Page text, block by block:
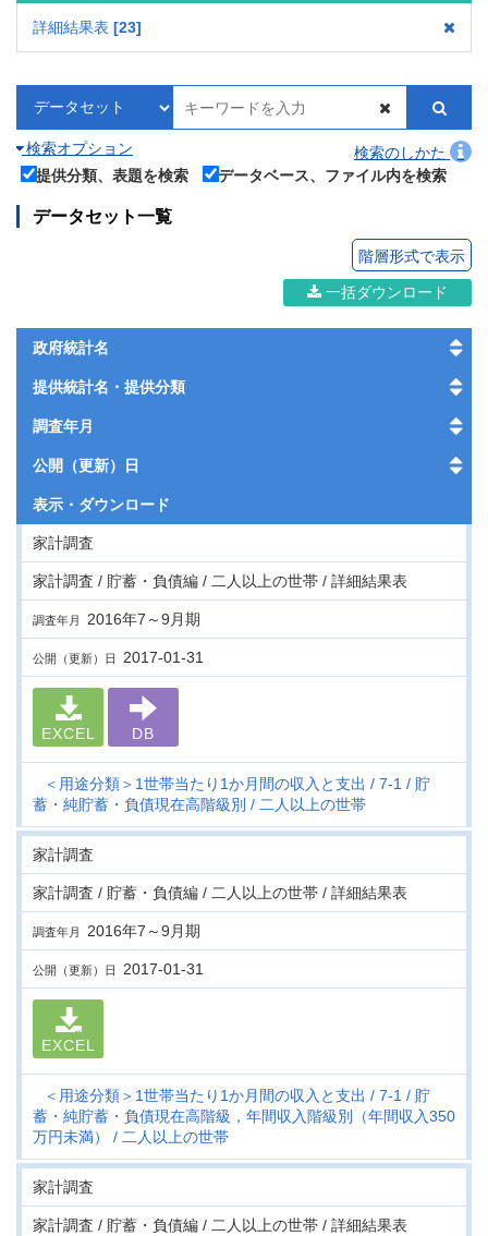
詳細結果表 23
検索オプション
検索のしかた
提供分類、表題を検索
データベース、ファイル内を検索
データセット一覧
階層形式で表示
一括ダウンロード
政府統計名
提供統計名・提供分類
調査年月
公開（更新）日
表示・ ダウンロード
家計調査
家計調査 / 貯蓄・負債編 / 二人以上の世帯 / 詳細結果表
調査年月 2016年7～9月期
公開（更新）日 2017-01-31
EXCEL DB
＜用途分類＞1世帯当たり1か月間の収入と支出 7-1
貯
蓄・純貯蓄・負債現在高階級別
二人以上の世帯
家計調査
家計調査 / 貯蓄・負債編 / 二人以上の世帯 / 詳細結果表
調査年月 2016年7～9月期
公開（更新）日 2017-01-31
EXCEL
＜用途分類＞1世帯当たり1か月間の収入と支出 7-1
貯
蓄・純貯蓄・負債現在高階級，年間収入階級別（年間収入350
万円未満）
二人以上の世帯
家計調査
家計調査 / 貯蓄・負債編 / 二人以上の世帯 / 詳細結果表